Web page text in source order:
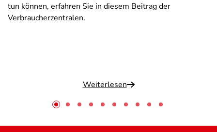
tun können, erfahren Sie in diesem Beitrag der
Verbraucherzentralen.
Weiterlesen